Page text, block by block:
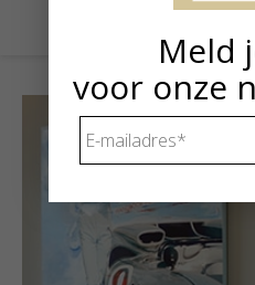
Meld
voor onze
mailadres *